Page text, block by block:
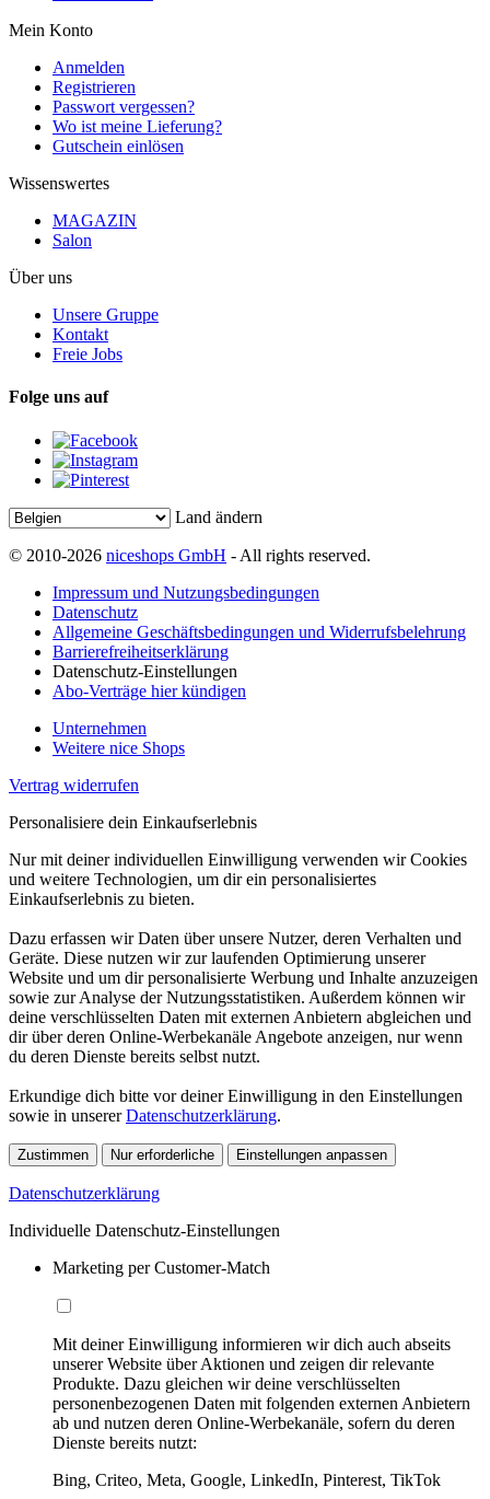
Mein Konto
Anmelden
Registrieren
Passwort vergessen?
Wo ist meine Lieferung?
Gutschein einlösen
Wissenswertes
MAGAZIN
Salon
Über uns
Unsere Gruppe
Kontakt
Freie Jobs
Folge uns auf
Land ändern
© 2010-2026 niceshops GmbH - All rights reserved.
Impressum und Nutzungsbedingungen
Datenschutz
Allgemeine Geschäftsbedingungen und Widerrufsbelehrung
Barrierefreiheitserklärung
Datenschutz-Einstellungen
Abo-Verträge hier kündigen
Unternehmen
Weitere nice Shops
Vertrag widerrufen
Personalisiere dein Einkaufserlebnis
Nur mit deiner individuellen Einwilligung verwenden wir Cookies
und weitere Technologien, um dir ein personalisiertes
Einkaufserlebnis zu bieten.
Dazu erfassen wir Daten über unsere Nutzer, deren Verhalten und
Geräte. Diese nutzen wir zur laufenden Optimierung unserer
Website und um dir personalisierte Werbung und Inhalte anzuzeigen
sowie zur Analyse der Nutzungsstatistiken. Außerdem können wir
deine verschlüsselten Daten mit externen Anbietern abgleichen und
dir über deren Online-Werbekanäle Angebote anzeigen, nur wenn
du deren Dienste bereits selbst nutzt.
Erkundige dich bitte vor deiner Einwilligung in den Einstellungen
sowie in unsererDatenschutzerklärung.
Zustimmen Nur erforderliche Einstellungen anpassen
Datenschutzerklärung
Individuelle Datenschutz-Einstellungen
Marketing per Customer-Match
Mit deiner Einwilligung informieren wir dich auch abseits
unserer Website über Aktionen und zeigen dir relevante
Produkte. Dazu gleichen wir deine verschlüsselten
personenbezogenen Daten mit folgenden externen Anbietern
ab und nutzen deren Online-Werbekanäle, sofern du deren
Dienste bereits nutzt:
Bing, Criteo, Meta, Google, LinkedIn, Pinterest, TikTok